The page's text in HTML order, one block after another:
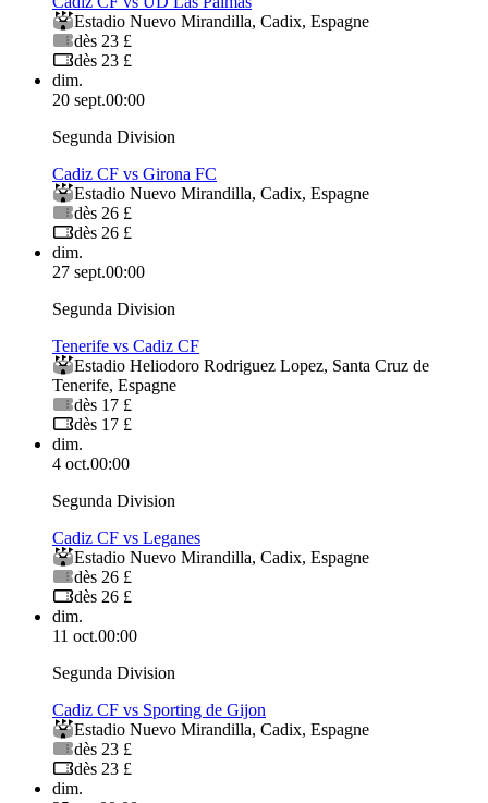
Estadio Nuevo Mirandilla, Cadix, Espagne
dès 23 £
dès 23 £
dim.
20 sept.00:00
Segunda Division
Cadiz CF vs Girona FC
Estadio Nuevo Mirandilla, Cadix, Espagne
dès 26 £
dès 26 £
dim.
27 sept.00:00
Segunda Division
Tenerife vs Cadiz CF
Estadio Heliodoro Rodriguez Lopez, Santa Cruz de
Tenerife, Espagne
dès 17 £
dès 17 £
dim.
4 oct.00:00
Segunda Division
Cadiz CF vs Leganes
Estadio Nuevo Mirandilla, Cadix, Espagne
dès 26 £
dès 26 £
dim.
11 oct.00:00
Segunda Division
Cadiz CF vs Sporting de Gijon
Estadio Nuevo Mirandilla, Cadix, Espagne
dès 23 £
dès 23 £
dim.